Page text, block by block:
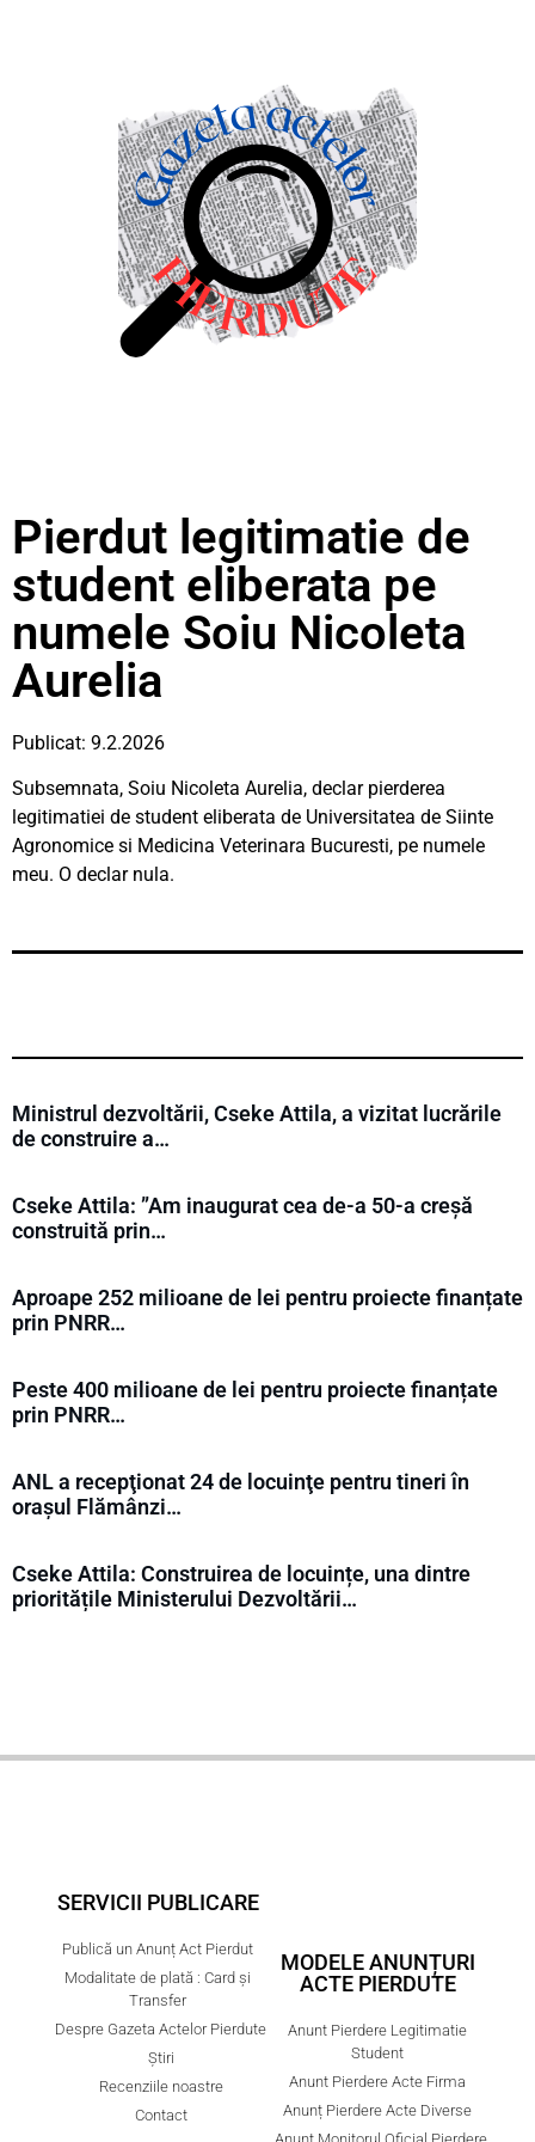
Pierdut legitimatie de
student eliberata pe
numele Soiu Nicoleta
Aurelia
Publicat: 9.2.2026
Subsemnata, Soiu Nicoleta Aurelia, declar pierderea
legitimatiei de student eliberata de Universitatea de Siinte
Agronomice si Medicina Veterinara Bucuresti, pe numele
meu. O declar nula.
Ministrul dezvoltării, Cseke Attila, a vizitat lucrările
de construire a…
Cseke Attila: ”Am inaugurat cea de-a 50-a creșă
construită prin…
Aproape 252 milioane de lei pentru proiecte finanțate
prin PNRR…
Peste 400 milioane de lei pentru proiecte finanțate
prin PNRR…
ANL a recepţionat 24 de locuinţe pentru tineri în
orașul Flămânzi…
Cseke Attila: Construirea de locuințe, una dintre
prioritățile Ministerului Dezvoltării…
SERVICII PUBLICARE
Publică un Anunț Act Pierdut
Modalitate de plată : Card și
Transfer
Despre Gazeta Actelor Pierdute
Știri
Recenziile noastre
Contact
MODELE ANUNȚURI
ACTE PIERDUTE
Anunt Pierdere Legitimatie
Student
Anunt Pierdere Acte Firma
Anunț Pierdere Acte Diverse